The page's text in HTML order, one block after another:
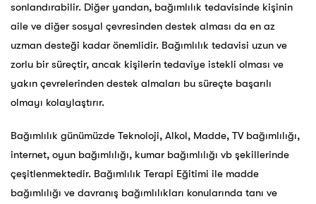
sonlandırabilir. Diğer yandan, bağımlılık tedavisinde kişinin
aile ve diğer sosyal çevresinden destek alması da en az
uzman desteği kadar önemlidir. Bağımlılık tedavisi uzun ve
zorlu bir süreçtir, ancak kişilerin tedaviye istekli olması ve
yakın çevrelerinden destek almaları bu süreçte başarılı
olmayı kolaylaştırır.
Bağımlılık günümüzde Teknoloji, Alkol, Madde, TV bağımlılığı,
internet, oyun bağımlılığı, kumar bağımlılığı vb şekillerinde
çeşitlenmektedir. Bağımlılık Terapi Eğitimi ile madde
bağımlılığı ve davranış bağımlılıkları konularında tanı ve